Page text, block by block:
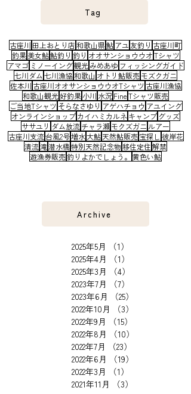
観光スポット （3）
Tag
古座川田上おとり店和歌山県鮎アユ友釣り古座川町
釣果美女鮎鮎釣り釣りオオサンショウウオTシャツ
アマゴミノーイング観光みめあゆフィッシングガイド
七川ダム七川漁協和歌山オトリ鮎販売モズクガニ
佐本川古座川オオサンショウウオTシャツ古座川漁協
和歌山観光好釣果 小川水況FineTシャツ販売
ご当地Tシャツそらなさゆりアゲハチョウアユイング
オンラインショップカイハミカルネキャンプグッズ
ササユリダム放流チャラ瀬モクズガニルアー
古座川支流台風2号増水大鮎天然鮎販売宝探し彼岸花
Archive
2025年5月 （1）
2025年4月
（1）
2025年3月
（4）
2023年7月
（7）
2023年6月
（25）
2022年10月
（3）
2022年9月
（15）
2022年8月
（10）
2022年7月
（23）
2022年6月
（19）